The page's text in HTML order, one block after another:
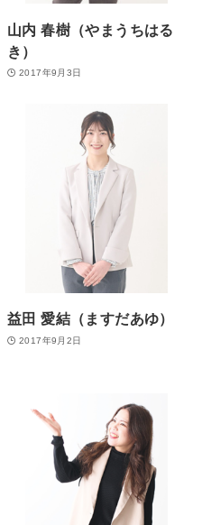
山内 春樹（やまうちはる
き）
2017年9月3日
益田 愛結（ますだあゆ）
2017年9月2日